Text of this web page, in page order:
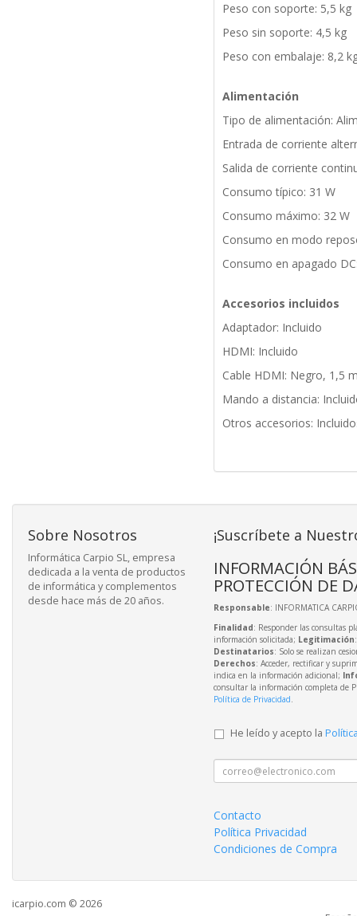
Peso con soporte: 5,5 kg
Peso sin soporte: 4,5 kg
Peso con embalaje: 8,2
Alimentación
Tipo de alimentación:
Entrada de corriente
Salida de corriente
Consumo típico: 31 W
Consumo máximo: 32 W
Consumo en modo
Consumo en apagado
Accesorios incluidos
Adaptador: Incluido
HDMI: Incluido
Cable HDMI: Negro, 1,5
Mando a distancia:
Otros accesorios:
Sobre Nosotros
Informática Carpio SL, empresa
dedicada a la venta de productos
de informática y complementos
desde hace más de 20 años.
¡Suscríbete a
INFORMACIÓN
PROTECCIÓN DE
Responsable: INFORMATICA
Finalidad: Responder las consultas
información solicitada; Legitimación
Destinatarios: Solo se realizan
Derechos: Acceder, rectificar y
indica en la información adicional;
consultar la información completa de
Política de Privacidad.
He leído y acepto la
Contacto
Política Privacidad
Condiciones de Compra
icarpio.com © 2026